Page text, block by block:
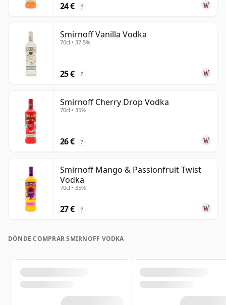
24 € ?
Smirnoff Vanilla Vodka
70cl • 37.5%
25 € ?
Smirnoff Cherry Drop Vodka
70cl • 35%
26 € ?
Smirnoff Mango & Passionfruit Twist
Vodka
70cl • 35%
27 € ?
DÓNDE COMPRAR SMIRNOFF VODKA